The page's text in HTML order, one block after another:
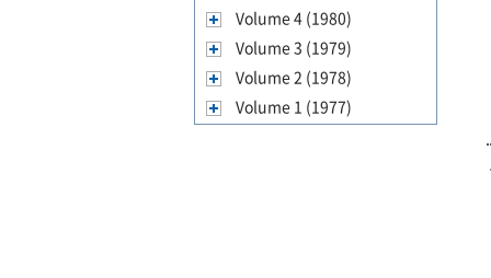
Volume 4 (1980)
Volume 3 (1979)
Volume 2 (1978)
Volume 1 (1977)